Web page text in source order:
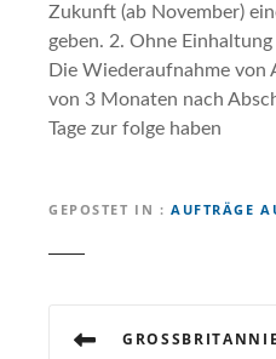
Zukunft (ab November)
geben. 2. Ohne
Die Wiederaufnahme
von 3 Monaten nach
Tage zur folge haben
GEPOSTET IN AUFTRÄGE
GROSSBRITANNIEN: